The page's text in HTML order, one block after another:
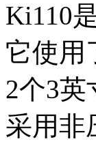
Ki110
它使用
2个3英
采用非